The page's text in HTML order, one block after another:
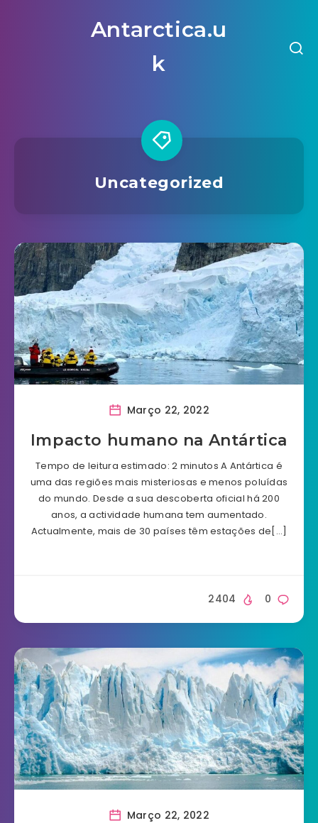
Antarctica.u
k
Uncategorized
Março 22, 2022
Impacto humano na Antártica
Tempo de leitura estimado: 2 minutos A Antártica é
uma das regiões mais misteriosas e menos poluídas
do mundo. Desde a sua descoberta oficial há 200
anos, a actividade humana tem aumentado.
Actualmente, mais de 30 países têm estações de[…]
0
2404
Março 22, 2022